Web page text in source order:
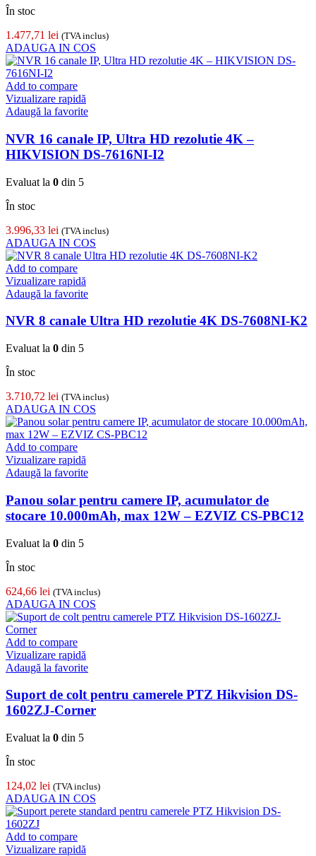
În stoc
1.477,71 lei (TVA inclus)
ADAUGA IN COS
Add to compare
Vizualizare rapidă
Adaugă la favorite
NVR 16 canale IP, Ultra HD rezolutie 4K –
HIKVISION DS-7616NI-I2
Evaluat la 0 din 5
În stoc
3.996,33 lei (TVA inclus)
ADAUGA IN COS
Add to compare
Vizualizare rapidă
Adaugă la favorite
NVR 8 canale Ultra HD rezolutie 4K DS-7608NI-K2
Evaluat la 0 din 5
În stoc
3.710,72 lei (TVA inclus)
ADAUGA IN COS
Add to compare
Vizualizare rapidă
Adaugă la favorite
Panou solar pentru camere IP, acumulator de
stocare 10.000mAh, max 12W – EZVIZ CS-PBC12
Evaluat la 0 din 5
În stoc
624,66 lei (TVA inclus)
ADAUGA IN COS
Add to compare
Vizualizare rapidă
Adaugă la favorite
Suport de colt pentru camerele PTZ Hikvision DS-
1602ZJ-Corner
Evaluat la 0 din 5
În stoc
124,02 lei (TVA inclus)
ADAUGA IN COS
Add to compare
Vizualizare rapidă